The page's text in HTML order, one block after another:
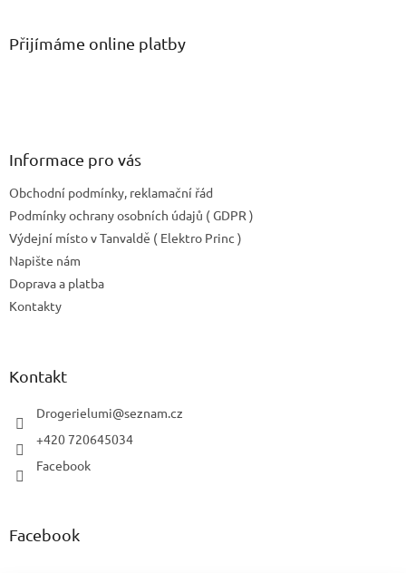
Přijímáme online platby
Informace pro vás
Obchodní podmínky, reklamační řád
Podmínky ochrany osobních údajů ( GDPR )
Výdejní místo v Tanvaldě ( Elektro Princ )
Napište nám
Doprava a platba
Kontakty
Kontakt
Drogerielumi@seznam.cz
+420 720645034
Facebook
Facebook